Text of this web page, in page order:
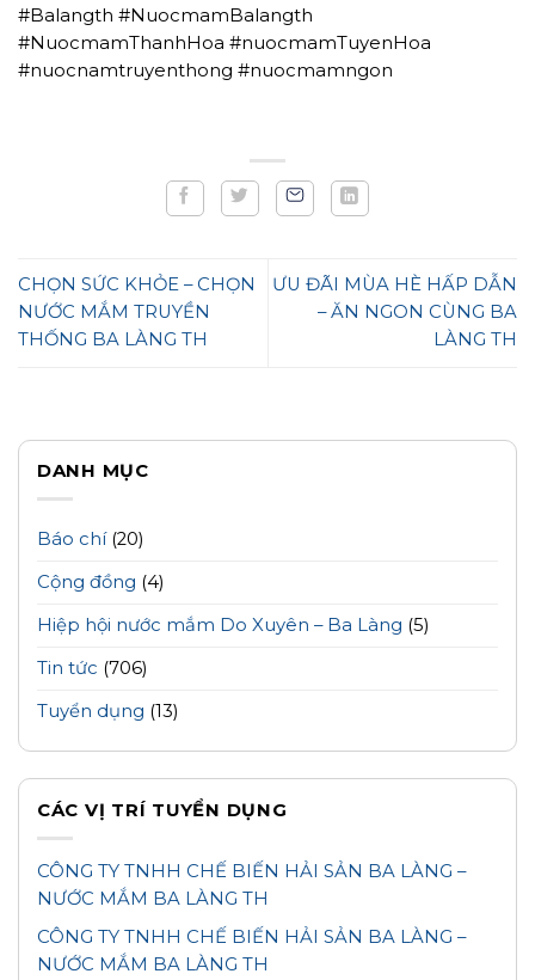
#Balangth #NuocmamBalangth
#NuocmamThanhHoa #nuocmamTuyenHoa
#nuocnamtruyenthong #nuocmamngon
CHỌN SỨC KHỎE – CHỌN
NƯỚC MẮM TRUYỀN
THỐNG BA LÀNG TH
ƯU ĐÃI MÙA HÈ HẤP DẪN
– ĂN NGON CÙNG BA
LÀNG TH
DANH MỤC
Báo chí(20)
Cộng đồng (4)
Hiệp hội nước mắm Do Xuyên – Ba Làng (5)
Tin tức (706)
Tuyển dụng (13)
CÁC VỊ TRÍ TUYỂN DỤNG
CÔNG TY TNHH CHẾ BIẾN HẢI SẢN BA LÀNG –
NƯỚC MẮM BA LÀNG TH
CÔNG TY TNHH CHẾ BIẾN HẢI SẢN BA LÀNG –
NƯỚC MẮM BA LÀNG TH